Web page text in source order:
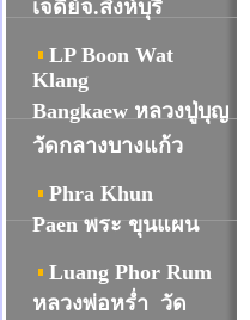
เจดีย์จ.สิงห์บุรี
LP Boon Wat
Klang
Bangkaew หลวงปู่บุญ
วัดกลางบางแก้ว
Phra Khun
Paen พระ ขุนแผน
Luang Phor Rum
หลวงพ่อหร่ำ วัด